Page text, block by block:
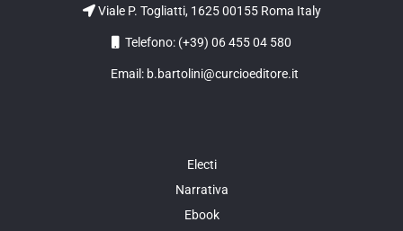
Viale P. Togliatti, 1625 00155 Roma Italy
Telefono: (+39) 06 455 04 580
Email: b.bartolini@curcioeditore.it
Electi
Narrativa
Ebook